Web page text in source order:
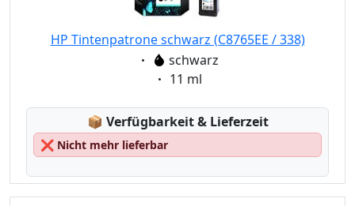
HP Tintenpatrone schwarz (C8765EE / 338)
Eigenschaft:
schwarz
Eigenschaft:
11 ml
📦 Lagerstatus:
Verfügbarkeit & Lieferzeit
❌ Nicht mehr lieferbar